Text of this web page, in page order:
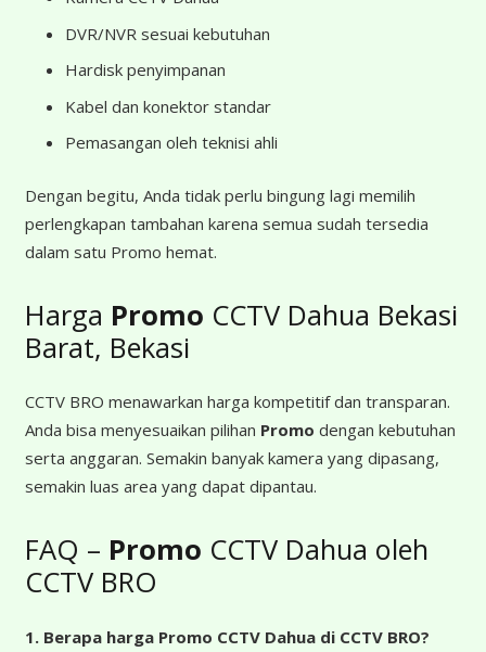
DVR/NVR sesuai kebutuhan
Hardisk penyimpanan
Kabel dan konektor standar
Pemasangan oleh teknisi ahli
Dengan begitu, Anda tidak perlu bingung lagi memilih
perlengkapan tambahan karena semua sudah tersedia
dalam satu Promo hemat.
Harga Promo CCTV Dahua Bekasi
Barat, Bekasi
CCTV BRO menawarkan harga kompetitif dan transparan.
Anda bisa menyesuaikan pilihan Promo dengan kebutuhan
serta anggaran. Semakin banyak kamera yang dipasang,
semakin luas area yang dapat dipantau.
FAQ – Promo CCTV Dahua oleh
CCTV BRO
1. Berapa harga Promo CCTV Dahua di CCTV BRO?